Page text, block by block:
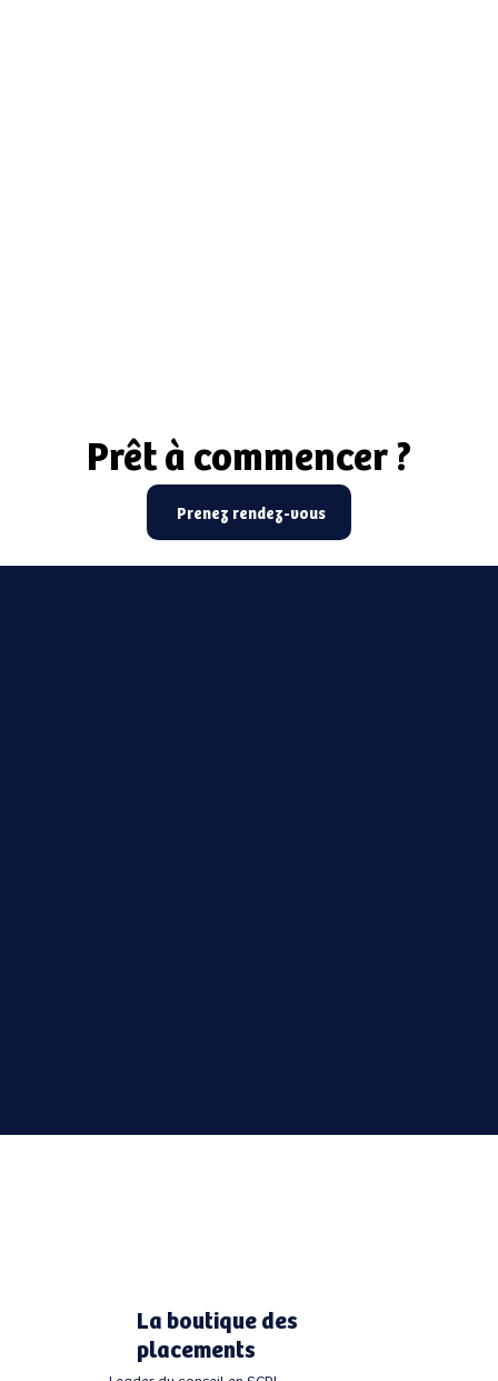
Prêt à commencer ?
Prêt à commencer ?
Prenez rendez-vous
La boutique des
placements